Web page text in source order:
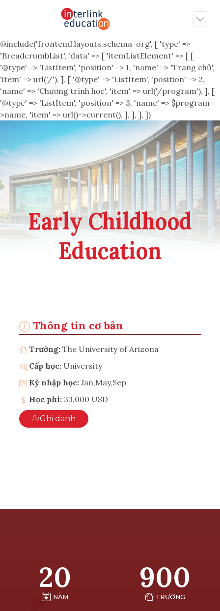
@include('frontend.layouts.schema-org', [ 'type' =>
'BreadcrumbList', 'data' => [ 'itemListElement' => [ [
'@type' => 'ListItem', 'position' => 1, 'name' => 'Trang chủ',
'item' => url('/'), ], [ '@type' => 'ListItem', 'position' => 2,
'name' => 'Chương trình học', 'item' => url('/program'), ], [
'@type' => 'ListItem', 'position' => 3, 'name' => $program-
>name, 'item' => url()->current(), ], ], ], ])
Early Childhood
Education
Thông tin cơ bản
Trường: The University of Arizona
Cấp học: University
Kỳ nhập học: Jan,May,Sep
Học phí: 33,000 USD
Ghi danh
20
NĂM
900
TRƯỜNG